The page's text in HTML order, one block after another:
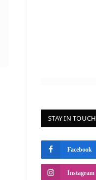
STAY IN TOUCH
Facebook
Instagram